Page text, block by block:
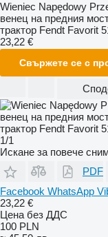
Wieniec Napędowy
венец на предния
трактор Fendt Favorit
23,22 €
Свържете се с
1/1
Искане за повече
PDF
Facebook WhatsApp
23,22 €
Цена без ДДС
100 PLN